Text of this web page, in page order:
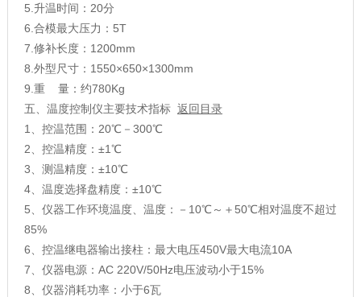
5.升温时间：20分
6.合模最大压力：5T
7.修补长度：1200mm
8.外型尺寸：1550×650×1300mm
9.重 量：约780Kg
五、温度控制仪主要技术指标 返回目录
1、控温范围：20℃－300℃
2、控温精度：±1℃
3、测温精度：±10℃
4、温度选择盘精度：±10℃
5、仪器工作环境温度、温度：－10℃～＋50℃相对温度不超过
85%
6、控温继电器输出接柱：最大电压450V最大电流10A
7、仪器电源：AC 220V/50Hz电压波动小于15%
8、仪器消耗功率：小于6瓦